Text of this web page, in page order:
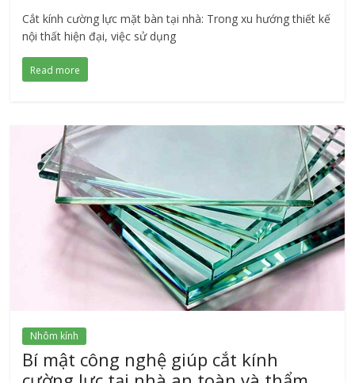
Cắt kính cường lực mặt bàn tại nhà: Trong xu hướng thiết kế
nội thất hiện đại, việc sử dụng
Read more
Nhôm kính
Bí mật công nghệ giúp cắt kính